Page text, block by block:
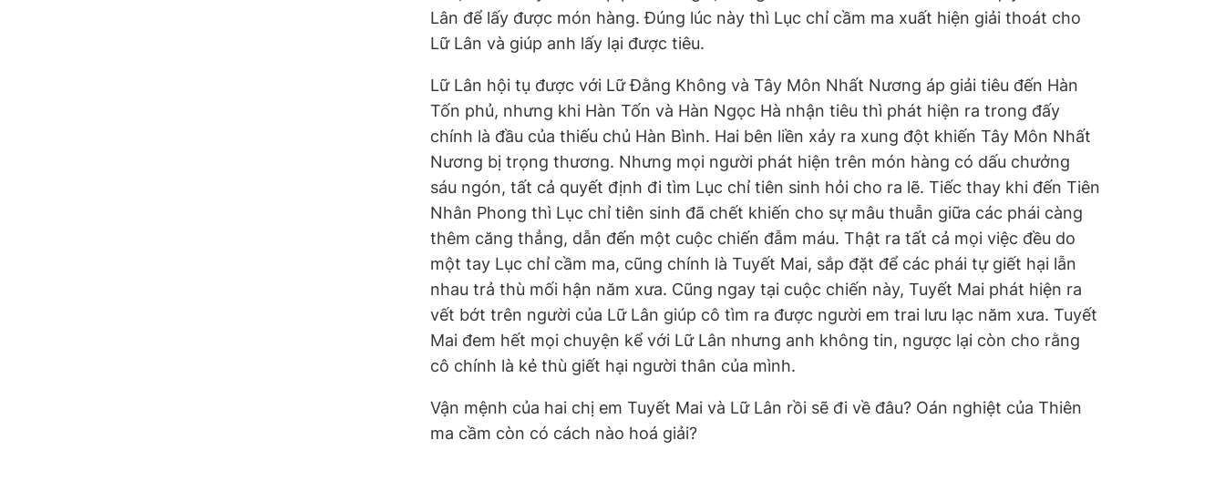
Lân để lấy được món hàng. Đúng lúc này thì Lục chỉ cầm ma xuất hiện giải thoát cho
Lữ Lân và giúp anh lấy lại được tiêu.
Lữ Lân hội tụ được với Lữ Đằng Không và Tây Môn Nhất Nương áp giải tiêu đến Hàn
Tốn phủ, nhưng khi Hàn Tốn và Hàn Ngọc Hà nhận tiêu thì phát hiện ra trong đấy
chính là đầu của thiếu chủ Hàn Bình. Hai bên liền xảy ra xung đột khiến Tây Môn Nhất
Nương bị trọng thương. Nhưng mọi người phát hiện trên món hàng có dấu chưởng
sáu ngón, tất cả quyết định đi tìm Lục chỉ tiên sinh hỏi cho ra lẽ. Tiếc thay khi đến Tiên
Nhân Phong thì Lục chỉ tiên sinh đã chết khiến cho sự mâu thuẫn giữa các phái càng
thêm căng thẳng, dẫn đến một cuộc chiến đẫm máu. Thật ra tất cả mọi việc đều do
một tay Lục chỉ cầm ma, cũng chính là Tuyết Mai, sắp đặt để các phái tự giết hại lẫn
nhau trả thù mối hận năm xưa. Cũng ngay tại cuộc chiến này, Tuyết Mai phát hiện ra
vết bớt trên người của Lữ Lân giúp cô tìm ra được người em trai lưu lạc năm xưa. Tuyết
Mai đem hết mọi chuyện kể với Lữ Lân nhưng anh không tin, ngược lại còn cho rằng
cô chính là kẻ thù giết hại người thân của mình.
Vận mệnh của hai chị em Tuyết Mai và Lữ Lân rồi sẽ đi về đâu? Oán nghiệt của Thiên
ma cầm còn có cách nào hoá giải?